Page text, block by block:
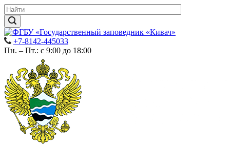
+7-8142-445033
Пн. – Пт.: с 9:00 до 18:00